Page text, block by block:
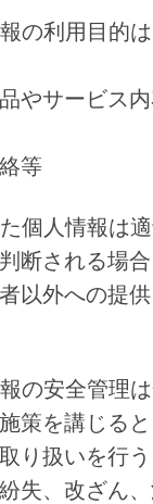
の利用目的
やサービス
等
個人情報は
断される場
以外への提
の安全管理
策を講じ る
り扱いを行
紛失、改ざん